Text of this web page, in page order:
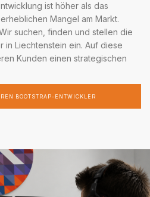
ist höher als das
Mangel am Markt.
suchen, finden und stellen die
in Liechtenstein ein. Auf diese
Kunden einen strategischen
BOOTSTRAP-ENTWICKLER